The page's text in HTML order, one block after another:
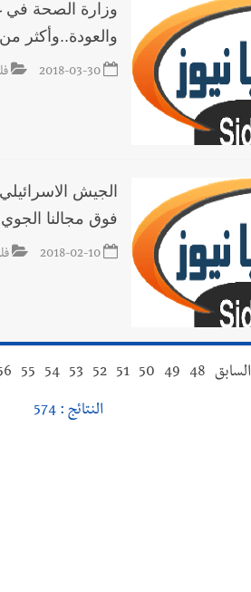
والعودة..وأكثر من 1416 إصابة
2018-03-30
فوق مجالنا الجوي
2018-02-10
السابق 48
49
50
51
52
53
54
55
النتائج : 574